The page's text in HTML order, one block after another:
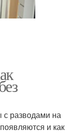
с разводами на
и как